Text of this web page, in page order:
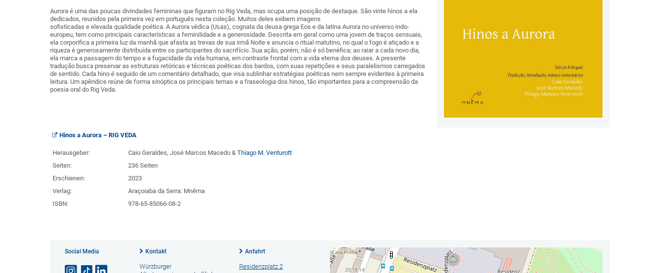
Aurora é uma das poucas divindades femininas que figuram no Rig Veda, mas ocupa uma posição de destaque. São vinte hinos a ela
dedicados, reunidos pela primeira vez em português nesta coleção. Muitos deles exibem imagens
sofisticadas e elevada qualidade poética. A Aurora védica (Uṣas), cognata da deusa grega Eos e da latina Aurora no universo indo-
europeu, tem como principais características a feminilidade e a generosidade. Descrita em geral como uma jovem de traços sensuais,
ela corporifica a primeira luz da manhã que afasta as trevas de sua irmã Noite e anuncia o ritual matutino, no qual o fogo é atiçado e a
riqueza é generosamente distribuída entre os participantes do sacrifício. Sua ação, porém, não é só benéfica; ao raiar a cada novo dia,
ela marca a passagem do tempo e a fugacidade da vida humana, em contraste frontal com a vida eterna dos deuses. A presente
tradução busca preservar as estruturas retóricas e técnicas poéticas dos bardos, com suas repetições e seus paralelismos carregados
de sentido. Cada hino é seguido de um comentário detalhado, que visa sublinhar estratégias poéticas nem sempre evidentes à primeira
leitura. Um apêndice reúne de forma sinóptica os principais temas e a fraseologia dos hinos, tão importantes para a compreensão da
poesia oral do Rig Veda.
Hinos a Aurora – RIG VEDA
Herausgeber: Caio Geraldes, José Marcos Macedo & Thiago M. Venturott
Seiten:
236 Seiten
Erschienen:
2023
Verlag:
Araçoiaba da Serra: Mnēma
ISBN:
978-65-85066-08-2
Social Media Kontakt
Würzburger
Anfahrt
Residenzplatz 2